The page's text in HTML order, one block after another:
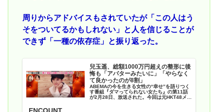
周りからアドバイスもされていたが「この人はう
そをついてるかもしれない」と人を信じることが
できず「一種の依存症」と振り返った。
兒玉遥、総額1000万円超えの整形に後
悔も「アバターみたいに」「やらなく
て良かったのが8割」
ABEMAの今を生きる女性の“幸せ”を語りつく
す番組『ダマってられない女たち』の第11話
が2月28日、放送された。今回は元HKT48メン